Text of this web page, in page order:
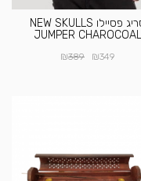
סריג פסיילו NEW SKULLS
JUMPER CHAROCOAL
₪349
₪389